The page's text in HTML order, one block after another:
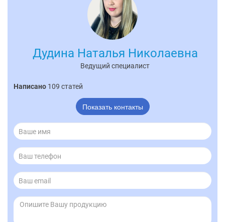
Дудина Наталья Николаевна
Ведущий специалист
Написано 109 статей
Показать контакты